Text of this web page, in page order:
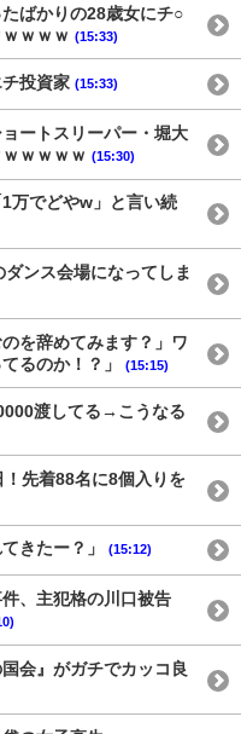
ばかりの28歳女にチ○
ｗｗｗ (15:33)
チ投資家 (15:33)
ートスリーパー・堀大
ｗｗｗｗ (15:30)
1万でどやw」と言い続
ンス会場になってしま
を辞めてみます？」ワ
るのか！？」
(15:15)
渡してる→こうなる
！先着88名に8個入りを
きたー？」 (15:12)
、主犯格の川口被告
会』がガチでカッコ良